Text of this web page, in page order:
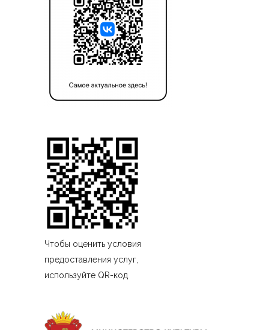
Чтобы оценить условия
предоставления услуг,
используйте QR-код